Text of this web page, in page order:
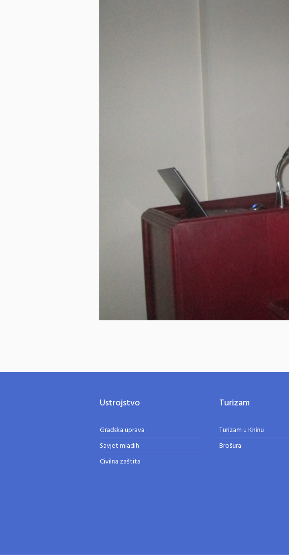
Ustrojstvo
Gradska uprava
Savjet mladih
Civilna zaštita
Turizam
Turizam u Kninu
Brošura